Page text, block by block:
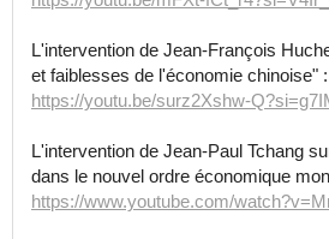
L'intervention de Jean-François
et faiblesses de l'économie chinoise" :
https://youtu.be/surz2Xshw-
L'intervention de Jean-Paul Tchang
dans le nouvel ordre économique
https://www.youtube.com/